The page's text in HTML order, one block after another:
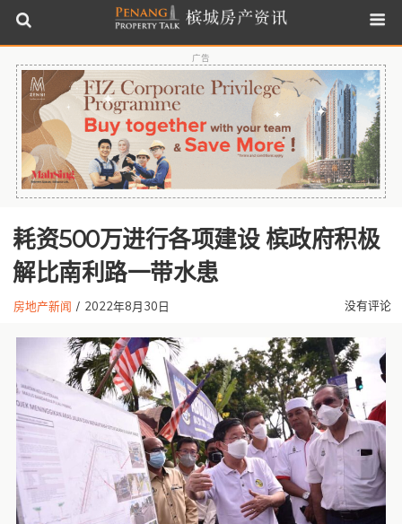
广告
耗资500万进行各项建设 槟政府积极
解比南利路一带水患
房地产新闻 / 2022年8月30日 没有评论